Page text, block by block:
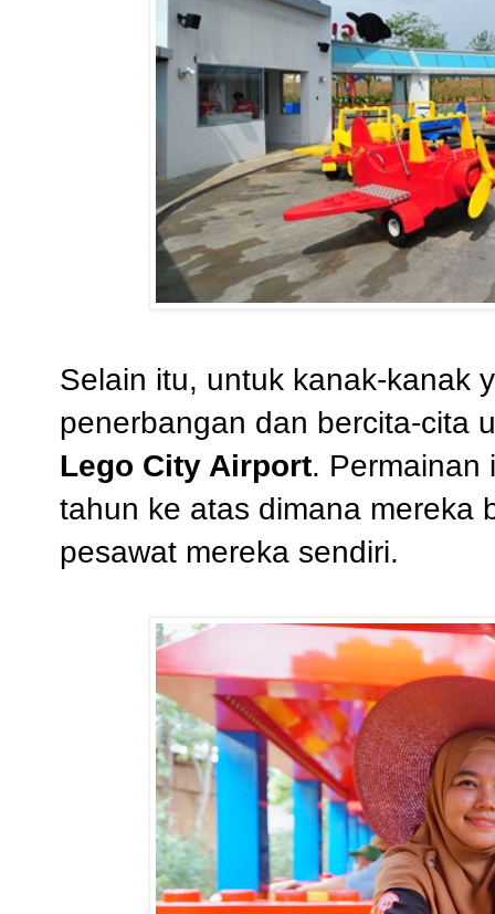
Selain itu, untuk kanak-kanak
penerbangan dan bercita-cita
Lego City Airport. Permainan
tahun ke atas dimana mereka
pesawat mereka sendiri.